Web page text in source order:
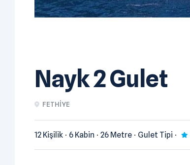
Nayk 2 Gulet
FETHIYE
12 Kişilik 6 Kabin 26 Metre Gulet Tipi